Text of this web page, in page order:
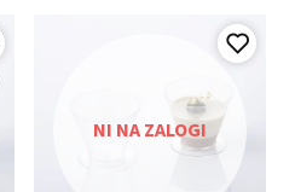
NI NA ZALOGI